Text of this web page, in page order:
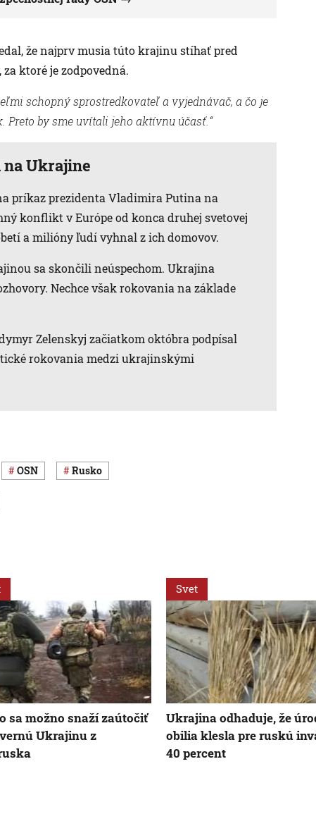
že najprv musia túto krajinu stíhať pred
ktoré je zodpovedná.
schopný sprostredkovateľ a vyjednávač, a čo je
Preto by sme uvítali jeho aktívnu účasť.“
na Ukrajine
príkaz prezidenta Vladimira Putina na
konflikt v Európe od konca druhej svetovej
a milióny ľudí vyhnal z ich domovov.
sa skončili neúspechom. Ukrajina
Nechce však rokovania na základe
Zelenskyj začiatkom októbra podpísal
rokovania medzi ukrajinskými
OSN Rusko
sa možno snaží zaútočiť
Ukrajinu z
Svet
Ukrajina odhaduje, že
obilia klesla pre ruskú
40 percent